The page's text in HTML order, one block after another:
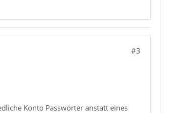
#3
Konto Passwörter anstatt eines